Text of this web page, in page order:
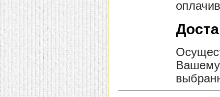
этот предмет можно
поставить у изголовья
кровати, чтобы заполнить
пустующее там
место. Также стеллажи
очень часто используют в
качестве разграничителей
комнаты, например, на
рабочую зону и
пространство для отдыха.
Особенно это актуально
для однокомнатных
квартир.
Вашему